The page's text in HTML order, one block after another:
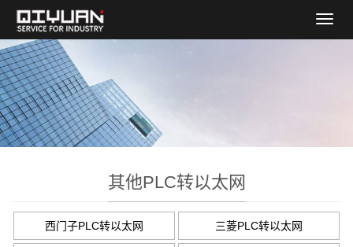
导
其他PLC转以太网
西门子PLC转以太网 三菱PLC转以太网